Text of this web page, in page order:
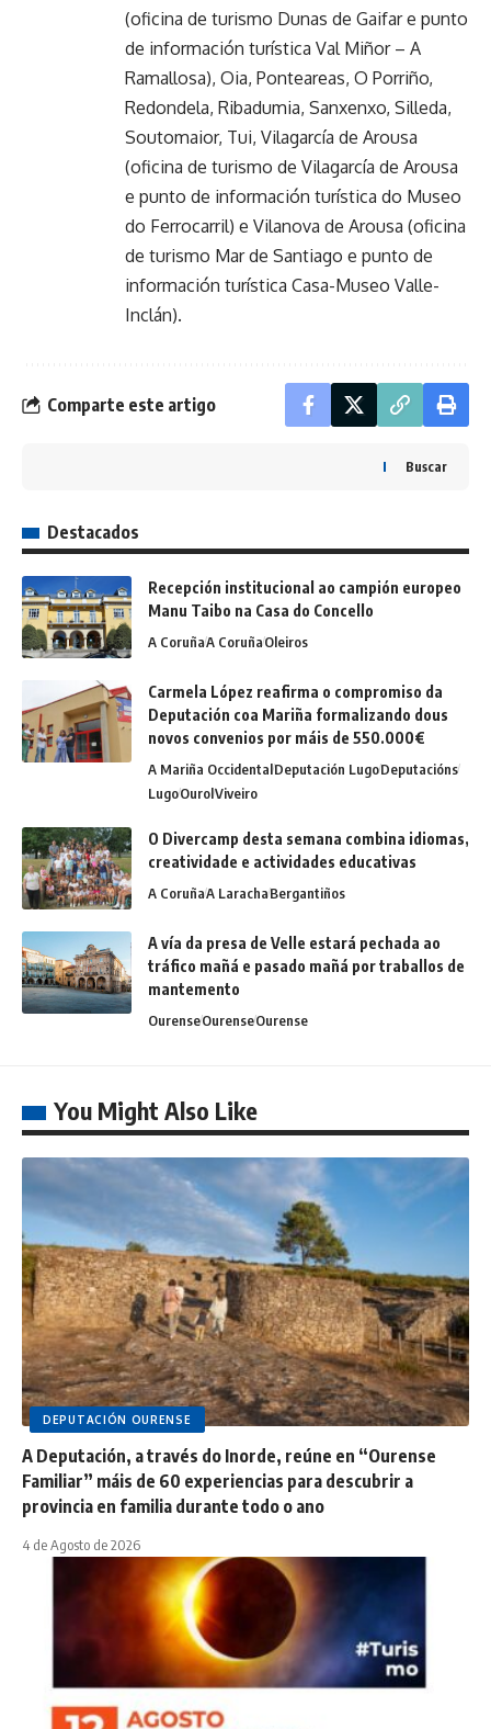
(oficina de turismo Dunas de Gaifar e punto
de información turística Val Miñor – A
Ramallosa), Oia, Ponteareas, O Porriño,
Redondela, Ribadumia, Sanxenxo, Silleda,
Soutomaior, Tui, Vilagarcía de Arousa
(oficina de turismo de Vilagarcía de Arousa
e punto de información turística do Museo
do Ferrocarril) e Vilanova de Arousa (oficina
de turismo Mar de Santiago e punto de
información turística Casa-Museo Valle-
Inclán).
Comparte este artigo
Buscar
Destacados
Recepción institucional ao campión europeo
Manu Taibo na Casa do Concello
A CoruñaA CoruñaOleiros
Carmela López reafirma o compromiso da
Deputación coa Mariña formalizando dous
novos convenios por máis de 550.000€
A Mariña OccidentalDeputación LugoDeputacións
LugoOurolViveiro
O Divercamp desta semana combina idiomas,
creatividade e actividades educativas
A CoruñaA LarachaBergantiños
A vía da presa de Velle estará pechada ao
tráfico mañá e pasado mañá por traballos de
mantemento
OurenseOurenseOurense
You Might Also Like
DEPUTACIÓN OURENSE
A Deputación, a través do Inorde, reúne en “Ourense
Familiar” máis de 60 experiencias para descubrir a
provincia en familia durante todo o ano
4 de Agosto de 2026